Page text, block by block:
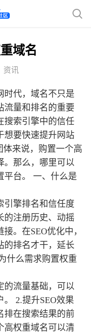
域名
资讯
时代，域名不只是
流量和排名的重要
搜索引擎中的信任
想要快速提升网站
体来说，购置一个高
。那么，哪里可以
平台。 一、什么是
引擎排名和信任度
的注册历史、动摇
。在SEO优化中，
的排名才干，延长
什么需求购置权重
的流量基础，可以
2.提升SEO效果
排在搜索结果的前
高权重域名可以清